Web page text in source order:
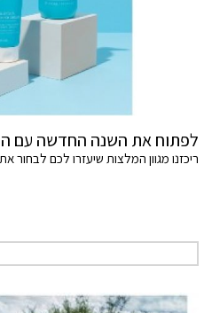
לפתוח את השנה החדשה עם
ריכזנו מגוון המלצות שיעזרו לכם